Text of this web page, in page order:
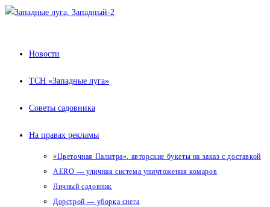
Перейти
Новости
ТСН «Западные луга»
Советы садовника
На правах рекламы
«Цветочная Палитра», авторские букеты на заказ с доставкой
AERO — уличная система уничтожения комаров
Личный садовник
Дорстрой — уборка снега